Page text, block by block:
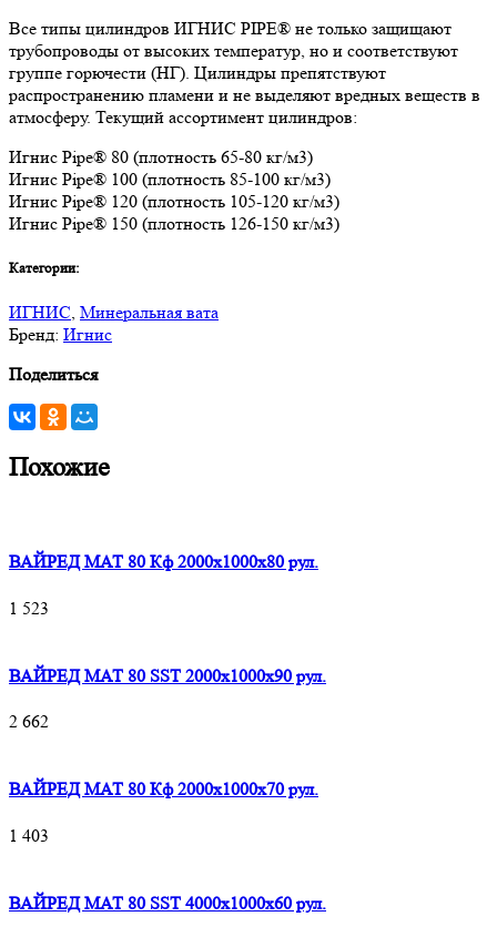
Все типы цилиндров ИГНИС PIPE® не только защищают
трубопроводы от высоких температур, но и соответствуют
группе горючести (НГ). Цилиндры препятствуют
распространению пламени и не выделяют вредных веществ в
атмосферу. Текущий ассортимент цилиндров:
Игнис Pipe® 80 (плотность 65-80 кг/м3)
Игнис Pipe® 100 (плотность 85-100 кг/м3)
Игнис Pipe® 120 (плотность 105-120 кг/м3)
Игнис Pipe® 150 (плотность 126-150 кг/м3)
Категории:
ИГНИС, Минеральная вата
Бренд: Игнис
Поделиться
Похожие
ВАЙРЕД МАТ 80 Кф 2000x1000x80 рул.
1 523
ВАЙРЕД МАТ 80 SST 2000x1000x90 рул.
2 662
ВАЙРЕД МАТ 80 Кф 2000x1000x70 рул.
1 403
ВАЙРЕД МАТ 80 SST 4000x1000x60 рул.